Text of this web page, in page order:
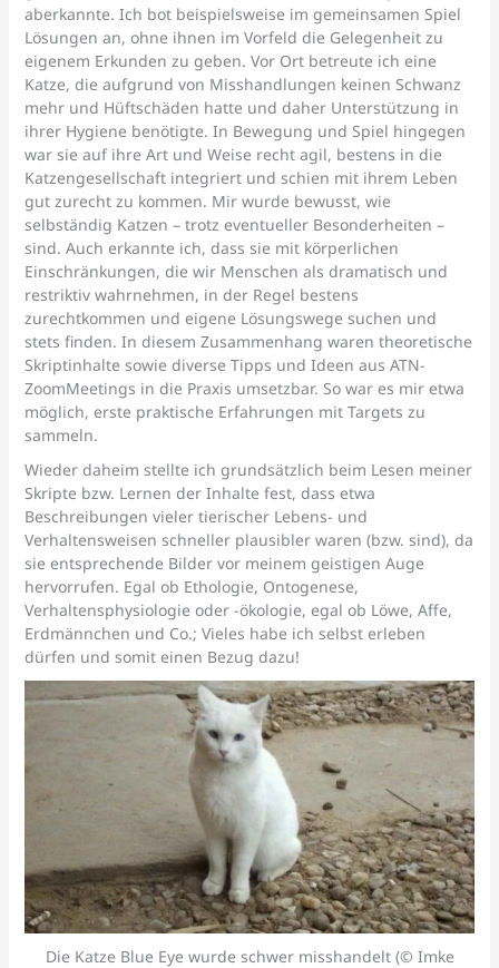
aberkannte. Ich bot beispielsweise im gemeinsamen Spiel
Lösungen an, ohne ihnen im Vorfeld die Gelegenheit zu
eigenem Erkunden zu geben. Vor Ort betreute ich eine
Katze, die aufgrund von Misshandlungen keinen Schwanz
mehr und Hüftschäden hatte und daher Unterstützung in
ihrer Hygiene benötigte. In Bewegung und Spiel hingegen
war sie auf ihre Art und Weise recht agil, bestens in die
Katzengesellschaft integriert und schien mit ihrem Leben
gut zurecht zu kommen. Mir wurde bewusst, wie
selbständig Katzen – trotz eventueller Besonderheiten –
sind. Auch erkannte ich, dass sie mit körperlichen
Einschränkungen, die wir Menschen als dramatisch und
restriktiv wahrnehmen, in der Regel bestens
zurechtkommen und eigene Lösungswege suchen und
stets finden. In diesem Zusammenhang waren theoretische
Skriptinhalte sowie diverse Tipps und Ideen aus ATN-
ZoomMeetings in die Praxis umsetzbar. So war es mir etwa
möglich, erste praktische Erfahrungen mit Targets zu
sammeln.
Wieder daheim stellte ich grundsätzlich beim Lesen meiner
Skripte bzw. Lernen der Inhalte fest, dass etwa
Beschreibungen vieler tierischer Lebens- und
Verhaltensweisen schneller plausibler waren (bzw. sind), da
sie entsprechende Bilder vor meinem geistigen Auge
hervorrufen. Egal ob Ethologie, Ontogenese,
Verhaltensphysiologie oder -ökologie, egal ob Löwe, Affe,
Erdmännchen und Co.; Vieles habe ich selbst erleben
dürfen und somit einen Bezug dazu!
Die Katze Blue Eye wurde schwer misshandelt (© Imke